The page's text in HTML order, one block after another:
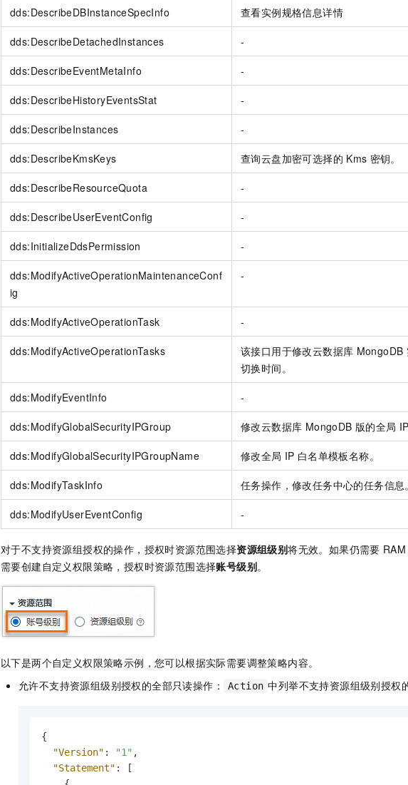
dds:DescribeDBInstanceSpecInfo 查看实例规格信息详情
dds:DescribeDetachedInstances -
dds:DescribeEventMetaInfo -
dds:DescribeHistoryEventsStat -
dds:DescribeInstances -
dds:DescribeKmsKeys 查询云盘加密可选择的 Kms 密钥。
dds:DescribeResourceQuota -
dds:DescribeUserEventConfig -
dds:InitializeDdsPermission -
dds:ModifyActiveOperationMaintenanceConf
ig
-
dds:ModifyActiveOperationTask -
dds:ModifyActiveOperationTasks 该接口用于修改云数据库 MongoDB
切换时间。
dds:ModifyEventInfo -
dds:ModifyGlobalSecurityIPGroup 修改云数据库 MongoDB 版的全局
dds:ModifyGlobalSecurityIPGroupName 修改全局 IP 白名单模板名称。
dds:ModifyTaskInfo 任务操作，修改任务中心的任务信息
dds:ModifyUserEventConfig -
对于不支持资源组授权的操作，授权时资源范围选择资源组级别将无效。如果仍需要 RAM
需要创建自定义权限策略，授权时资源范围选择账号级别。
以下是两个自定义权限策略示例，您可以根据实际需要调整策略内容。
允许不支持资源组级别授权的全部只读操作：
Action 中列举不支持资源组级别授权
{
"Version" : "1" ,
"Statement" :
[